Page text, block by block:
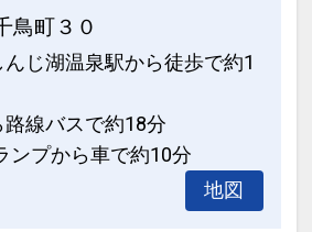
一』に選ばれています。
・車で約１時間１５分
世界遺産』に登録されま
の大坑道の1つ『龍源寺
業で掘られた当時のノミ
り、実際に散策すること
ースとなり確約できませ
ックイン時のご回答とな
公園）・・・徒歩で約１
ルの羽毛布団は高いダウン
通気性に優れています。
かめの２タイプを用意し
に合わせてご利用いただ
鳥町３０
じ湖温泉駅から徒歩で約1
路線バスで約18分
ンプから車で約10分
地図